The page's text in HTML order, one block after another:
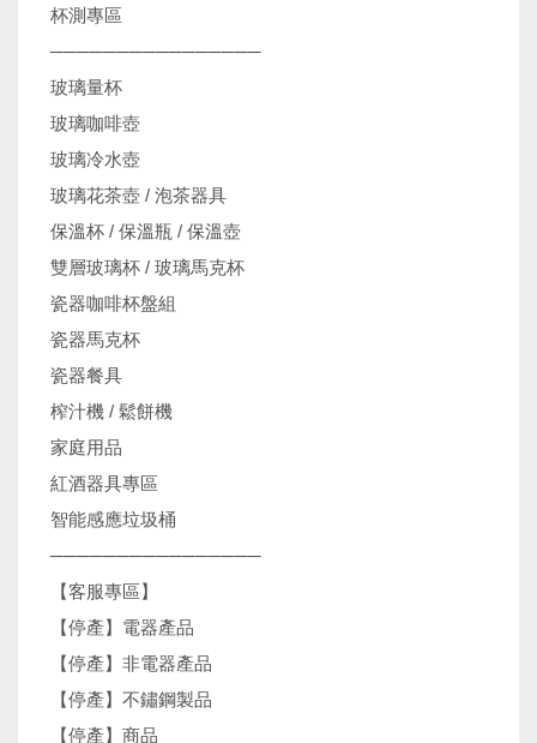
杯測專區
────────────────
玻璃量杯
玻璃咖啡壺
玻璃冷水壺
玻璃花茶壺 / 泡茶器具
保溫杯 / 保溫瓶 / 保溫壺
雙層玻璃杯 / 玻璃馬克杯
瓷器咖啡杯盤組
瓷器馬克杯
瓷器餐具
榨汁機 / 鬆餅機
家庭用品
紅酒器具專區
智能感應垃圾桶
────────────────
【客服專區】
【停產】電器產品
【停產】非電器產品
【停產】不鏽鋼製品
【停產】商品